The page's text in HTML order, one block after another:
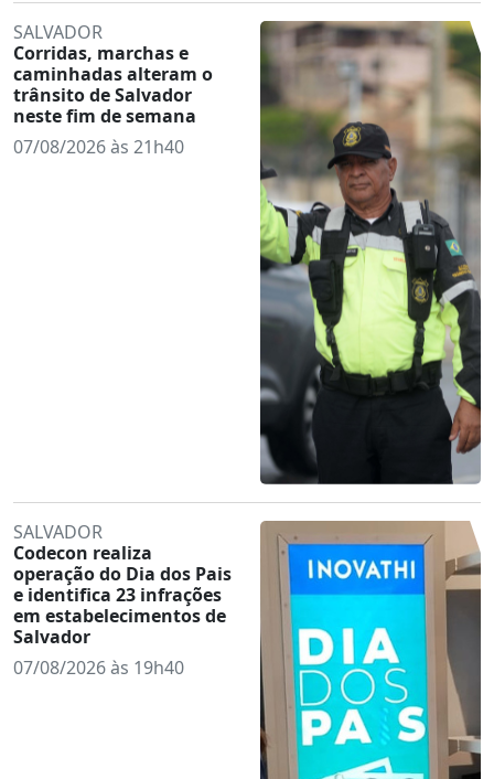
SALVADOR
Corridas, marchas e
caminhadas alteram o
trânsito de Salvador
neste fim de semana
07/08/2026 às 21h40
SALVADOR
Codecon realiza
operação do Dia dos Pais
e identifica 23 infrações
em estabelecimentos de
Salvador
07/08/2026 às 19h40